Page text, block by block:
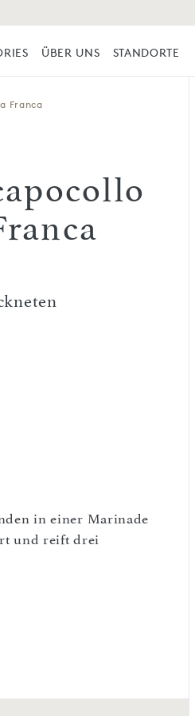
ÜBER UNS STANDORTE
Franca
in einer Marinade
und reift drei